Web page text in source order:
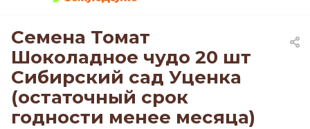
Семена Томат
Шоколадное чудо 20 шт
Сибирский сад Уценка
(остаточный срок
годности менее месяца)